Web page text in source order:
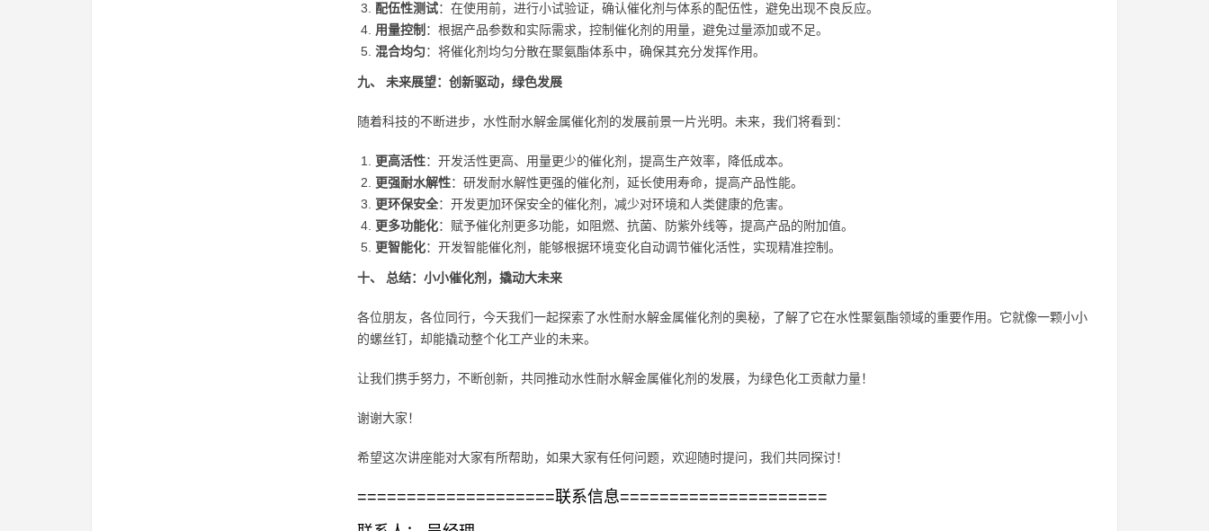
配伍性测试：在使用前，进行小试验证，确认催化剂与体系的配伍性，避免出现不良反应。
用量控制 ：根据产品参数和实际需求，控制催化剂的用量，避免过量添加或不足。
混合均匀：将催化剂均匀分散在聚氨酯体系中，确保其充分发挥作用。
九、 未来展望：创新驱动，绿色发展
随着科技的不断进步，水性耐水解金属催化剂的发展前景一片光明。未来，我们将看到：
更高活性：开发活性更高、用量更少的催化剂，提高生产效率，降低成本。
更强耐水解性：研发耐水解性更强的催化剂，延长使用寿命，提高产品性能。
更环保安全：开发更加环保安全的催化剂，减少对环境和人类健康的危害。
更多功能化：赋予催化剂更多功能，如阻燃、抗菌、防紫外线等，提高产品的附加值。
更智能化：开发智能催化剂，能够根据环境变化自动调节催化活性，实现精准控制。
十、 总结：小小催化剂，撬动大未来
各位朋友，各位同行，今天我们一起探索了水性耐水解金属催化剂的奥秘，了解了它在水性聚氨酯领域的重要作用。它就像一颗小小
的螺丝钉，却能撬动整个化工产业的未来。
让我们携手努力，不断创新，共同推动水性耐水解金属催化剂的发展，为绿色化工贡献力量！
谢谢大家！
希望这次讲座能对大家有所帮助，如果大家有任何问题，欢迎随时提问，我们共同探讨！
====================联系信息=====================